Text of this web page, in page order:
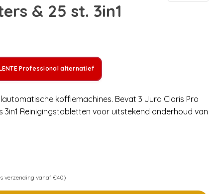
& 25 st. 3in1
Professional alternatief
koffiemachines. Bevat 3 Jura Claris Pro
3in1 Reinigingstabletten voor uitstekend onderhoud van
verzending vanaf €40)